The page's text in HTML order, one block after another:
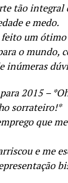
tão integral
e medo.
um
o mundo,
inúmeras
2015 –
sorrateiro!*
que
e me